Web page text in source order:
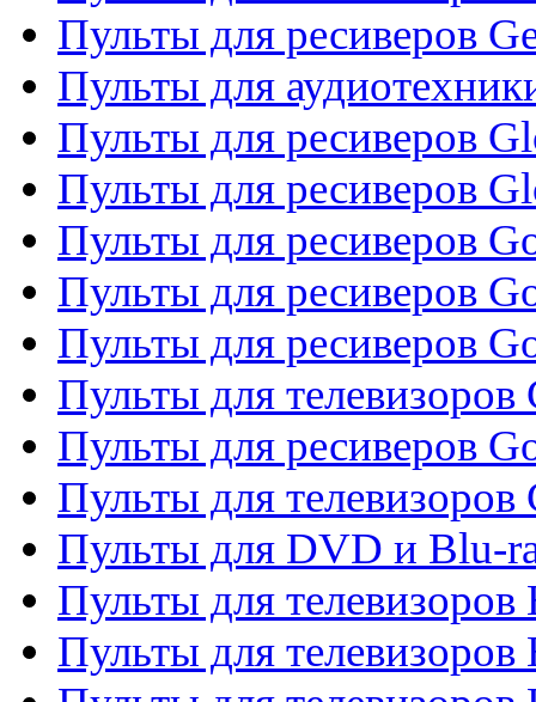
Пульты для ресиверов
Пульты для
Пульты для ресиверов
Пульты для ресиверов
Пульты для ресиверов
Пульты для ресиверов
Пульты для ресиверов
Пульты для телевизоров
Пульты для ресиверов
Пульты для телевизоров
Пульты для DVD и Blu-
Пульты для телевизоров
Пульты для телевизоров